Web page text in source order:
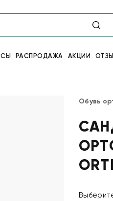
РАСПРОДАЖА АКЦИИ
Обувь